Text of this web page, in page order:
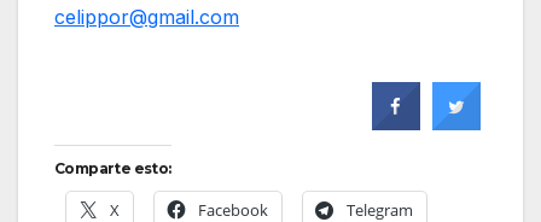
celippor@gmail.com
Comparte esto:
X Facebook Telegram